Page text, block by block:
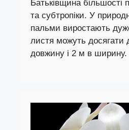
Батьківщина більшості
та субтропіки. У
пальми виростають
листя можуть досягати
довжину і 2 м в ширину.